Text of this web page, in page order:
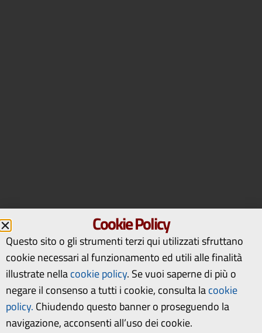
Cookie Policy
Questo sito o gli strumenti terzi qui utilizzati sfruttano
cookie necessari al funzionamento ed utili alle finalità
illustrate nellacookie policy. Se vuoi saperne di più o
negare il consenso a tutti i cookie, consulta lacookie
policy. Chiudendo questo banner o proseguendo la
navigazione, acconsenti all’uso dei cookie.